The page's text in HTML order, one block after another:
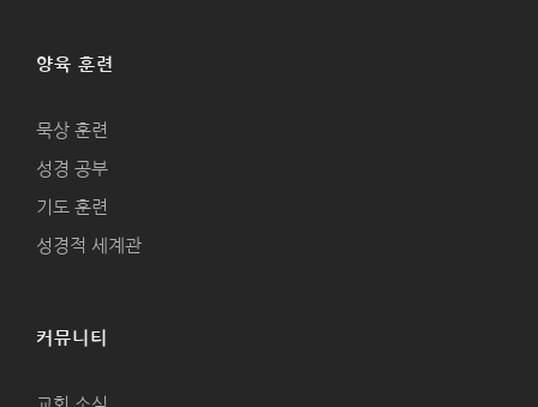
양육 훈련
묵상 훈련
성경 공부
기도 훈련
성경적 세계관
커뮤니티